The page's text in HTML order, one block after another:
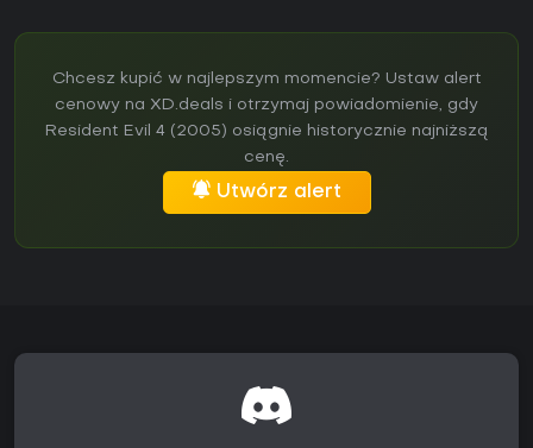
Chcesz kupić w najlepszym momencie? Ustaw alert
cenowy na XD.deals i otrzymaj powiadomienie, gdy
Resident Evil 4 (2005) osiągnie historycznie najniższą
cenę.
Utwórz alert